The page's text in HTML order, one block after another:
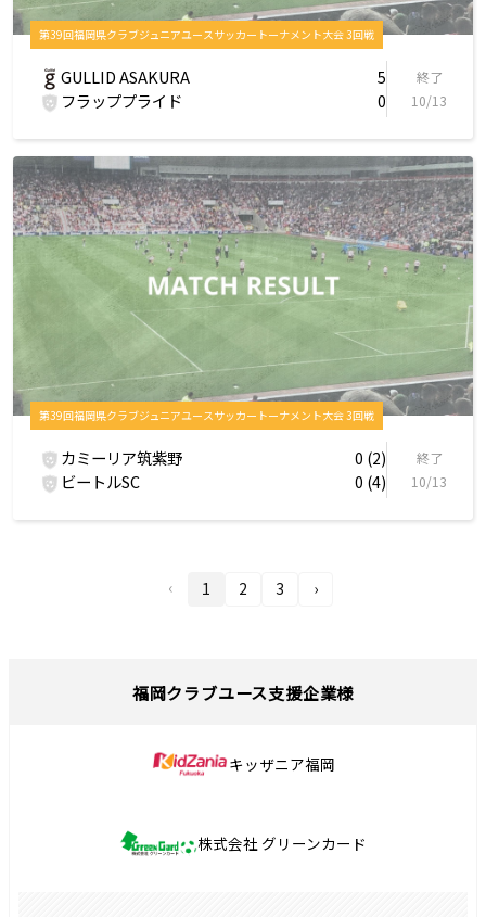
第39回福岡県クラブジュニアユースサッカートーナメント大会 3回戦
GULLID ASAKURA 5
フラッププライド 0
終了
10/13
第39回福岡県クラブジュニアユースサッカートーナメント大会 3回戦
カミーリア筑紫野 0 (2)
ビートルSC 0 (4)
終了
10/13
‹ 1 2 3 ›
福岡クラブユース支援企業様
キッザニア福岡
株式会社 グリーンカード